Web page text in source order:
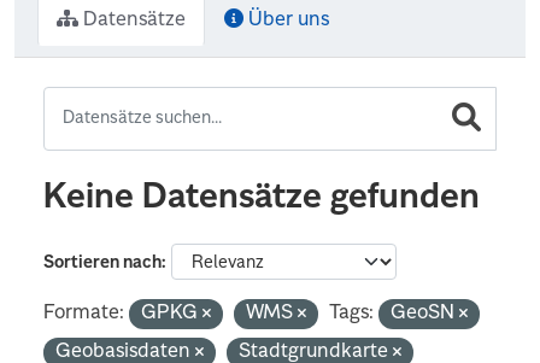
Datensätze Über uns
Keine Datensätze gefunden
Sortieren nach
Formate: GPKG WMS Tags:
GeoSN
Geobasisdaten
Stadtgrundkarte